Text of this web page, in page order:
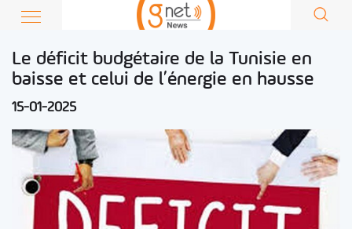
Le déficit budgétaire de la Tunisie en
baisse et celui de l’énergie en hausse
15-01-2025